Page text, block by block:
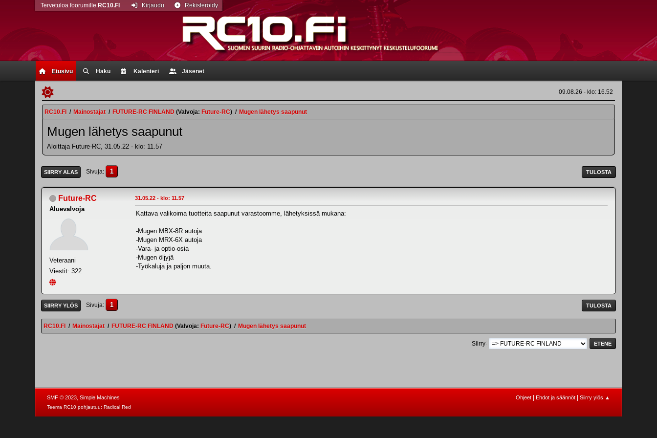
Etusivu Haku Kalenteri Jäsenet
Tervetuloa foorumille RC10.FI Kirjaudu Rekisteröidy
09.08.26 - klo: 16.52
RC10.FI / Mainostajat / FUTURE-RC FINLAND (Valvoja: Future-RC) / Mugen lähetys saapunut
Mugen lähetys saapunut
Aloittaja Future-RC, 31.05.22 - klo: 11.57
TULOSTA
SIIRRY ALAS Sivuja 1
Future-RC
Aluevalvoja
Veteraani
Viestit: 322
31.05.22 - klo: 11.57
Kattava valikoima tuotteita saapunut varastoomme, lähetyksissä mukana:
-Mugen MBX-8R autoja
-Mugen MRX-6X autoja
-Vara- ja optio-osia
-Mugen öljyjä
-Työkaluja ja paljon muuta.
TULOSTA
SIIRRY YLÖS Sivuja 1
RC10.FI / Mainostajat / FUTURE-RC FINLAND (Valvoja: Future-RC) / Mugen lähetys saapunut
Siirry
Ohjeet | Ehdot ja säännöt | Siirry ylös ▲
SMF © 2023, Simple Machines
Teema RC10 pohjautuu: Radical Red